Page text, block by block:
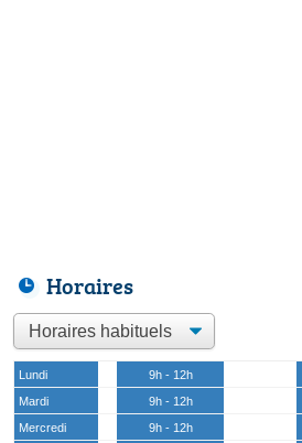
Horaires
Lundi 9h - 12h
Mardi
9h - 12h
Mercredi
9h - 12h